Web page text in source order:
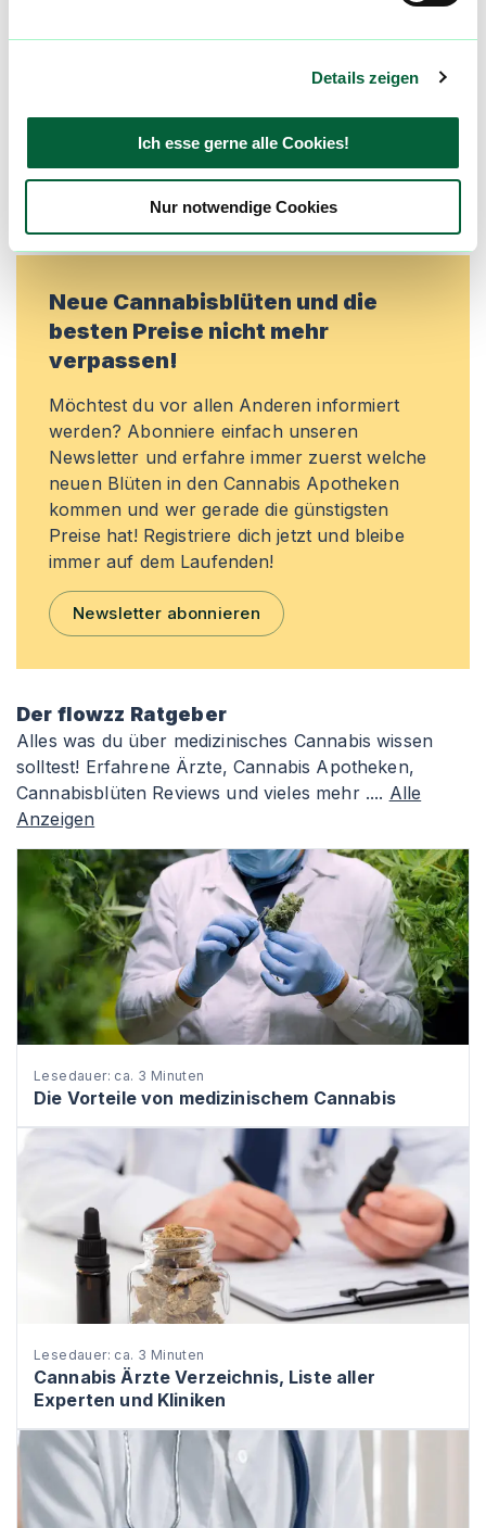
Details zeigen
Ich esse gerne alle Cookies!
Nur notwendige Cookies
Lieblingsblüten zu merken, rechtzeitig über
exklusive Angebote zu erhalten!
Jetzt registrieren
Neue Cannabisblüten und die
besten Preise nicht mehr
verpassen!
Möchtest du vor allen Anderen informiert
werden? Abonniere einfach unseren
Newsletter und erfahre immer zuerst welche
neuen Blüten in den Cannabis Apotheken
kommen und wer gerade die günstigsten
Preise hat! Registriere dich jetzt und bleibe
immer auf dem Laufenden!
Newsletter abonnieren
Der flowzz Ratgeber
Alles was du über medizinisches Cannabis wissen
solltest! Erfahrene Ärzte, Cannabis Apotheken,
Cannabisblüten Reviews und vieles mehr .... Alle
Anzeigen
Lesedauer: ca. 3 Minuten
Die Vorteile von medizinischem Cannabis
Lesedauer: ca. 3 Minuten
Cannabis Ärzte Verzeichnis, Liste aller
Experten und Kliniken